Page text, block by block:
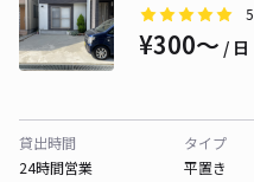
5
¥300〜 / 日
貸出時間
24時間営業
タイプ
平置き